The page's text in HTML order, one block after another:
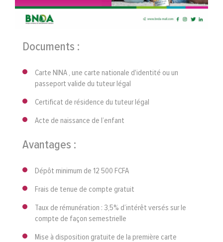
Documents :
Carte NINA , une carte nationale d'identité ou un
passeport valide du tuteur légal
Certificat de résidence du tuteur légal
Acte de naissance de l’enfant
Avantages :
Dépôt minimum de 12 500 FCFA
Frais de tenue de compte gratuit
Taux de rémunération : 3,5% d’intérêt versés sur le
compte de façon semestrielle
Mise à disposition gratuite de la première carte